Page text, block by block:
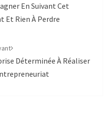
En Suivant Cet
Et Rien À Perdre
Déterminée À Réaliser